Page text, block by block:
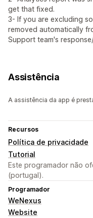
get that fixed.
3- If you are excluding
removed automatically
Support team's
Assistência
A assistência da app é
Recursos
Política de privacidade
Tutorial
Este programador não
(portugal).
Programador
WeNexus
Website